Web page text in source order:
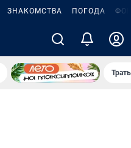
ЗНАКОМСТВА ПОГОДА